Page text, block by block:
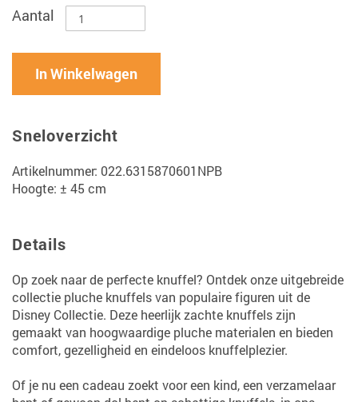
Aantal
In Winkelwagen
Sneloverzicht
Artikelnummer: 022.6315870601NPB
Hoogte: ± 45 cm
Details
Op zoek naar de perfecte knuffel? Ontdek onze uitgebreide
collectie pluche knuffels van populaire figuren uit de
Disney Collectie. Deze heerlijk zachte knuffels zijn
gemaakt van hoogwaardige pluche materialen en bieden
comfort, gezelligheid en eindeloos knuffelplezier.
Of je nu een cadeau zoekt voor een kind, een verzamelaar